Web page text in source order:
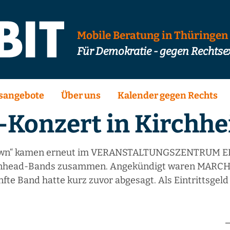
Mobile Beratung in Thüringen
Für Demokratie - gegen
Über uns Kalender gegen Rechts
Konzert in
kamen erneut im VERANSTALTUNGSZENTRUM
Bands zusammen. Angekündigt waren MARCH
Band hatte kurz zuvor abgesagt. Als